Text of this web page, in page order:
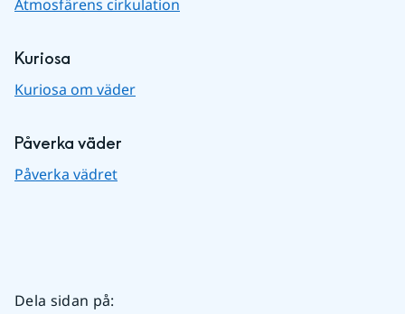
Atmosfärens cirkulation
Kuriosa
Kuriosa om väder
Påverka väder
Påverka vädret
Dela sidan på: